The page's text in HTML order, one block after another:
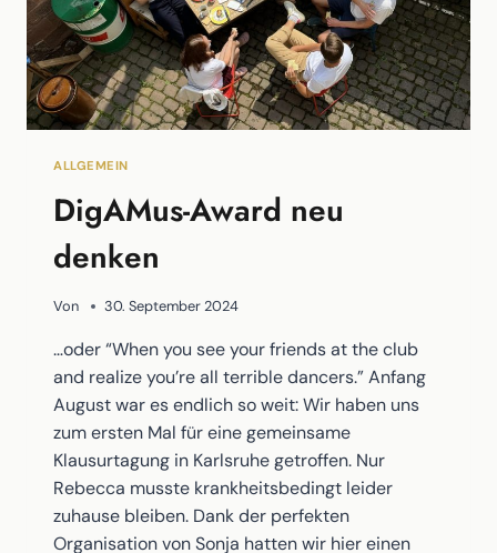
ALLGEMEIN
DigAMus-Award neu
denken
Von 30. September 2024
…oder “When you see your friends at the club
and realize you’re all terrible dancers.” Anfang
August war es endlich so weit: Wir haben uns
zum ersten Mal für eine gemeinsame
Klausurtagung in Karlsruhe getroffen. Nur
Rebecca musste krankheitsbedingt leider
zuhause bleiben. Dank der perfekten
Organisation von Sonja hatten wir hier einen